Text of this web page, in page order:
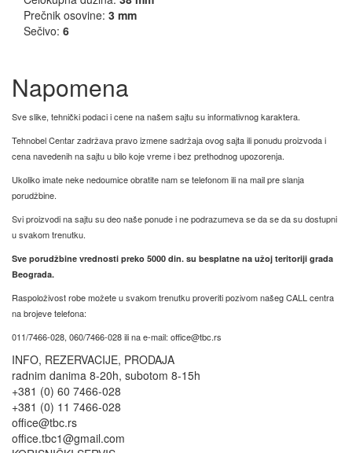
Prečnik osovine: 3 mm
Sečivo: 6
Napomena
Sve slike, tehnički podaci i cene na našem sajtu su informativnog karaktera.
Tehnobel Centar zadržava pravo izmene sadržaja ovog sajta ili ponudu proizvoda i
cena navedenih na sajtu u bilo koje vreme i bez prethodnog upozorenja.
Ukoliko imate neke nedoumice obratite nam se telefonom ili na mail pre slanja
porudžbine.
Svi proizvodi na sajtu su deo naše ponude i ne podrazumeva se da se da su dostupni
u svakom trenutku.
Sve porudžbine vrednosti preko 5000 din. su besplatne na užoj teritoriji grada
Beograda.
Raspoloživost robe možete u svakom trenutku proveriti pozivom našeg CALL centra
na brojeve telefona:
011/7466-028, 060/7466-028 ili na e-mail: office@tbc.rs
INFO, REZERVACIJE, PRODAJA
radnim danima 8-20h, subotom 8-15h
+381 (0) 60 7466-028
+381 (0) 11 7466-028
office@tbc.rs
office.tbc1@gmail.com